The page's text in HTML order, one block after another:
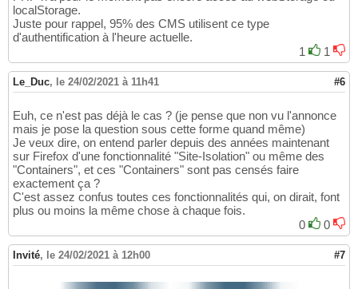
localStorage.
Juste pour rappel, 95% des CMS utilisent ce type
d'authentification à l'heure actuelle.
1
1
Le_Duc, le 24/02/2021 à 11h41 #6
Euh, ce n'est pas déjà le cas ? (je pense que non vu l'annonce
mais je pose la question sous cette forme quand même)
Je veux dire, on entend parler depuis des années maintenant
sur Firefox d'une fonctionnalité "Site-Isolation" ou même des
"Containers", et ces "Containers" sont pas censés faire
exactement ça ?
C'est assez confus toutes ces fonctionnalités qui, on dirait, font
plus ou moins la même chose à chaque fois.
0
0
Invité, le 24/02/2021 à 12h00 #7